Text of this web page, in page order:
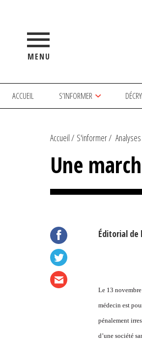
MENU
ACCUEIL S’INFORMER
Accueil S'informer Analyses
Une
Éditorial de
Le 13
médecin est
pénalement
d’une société